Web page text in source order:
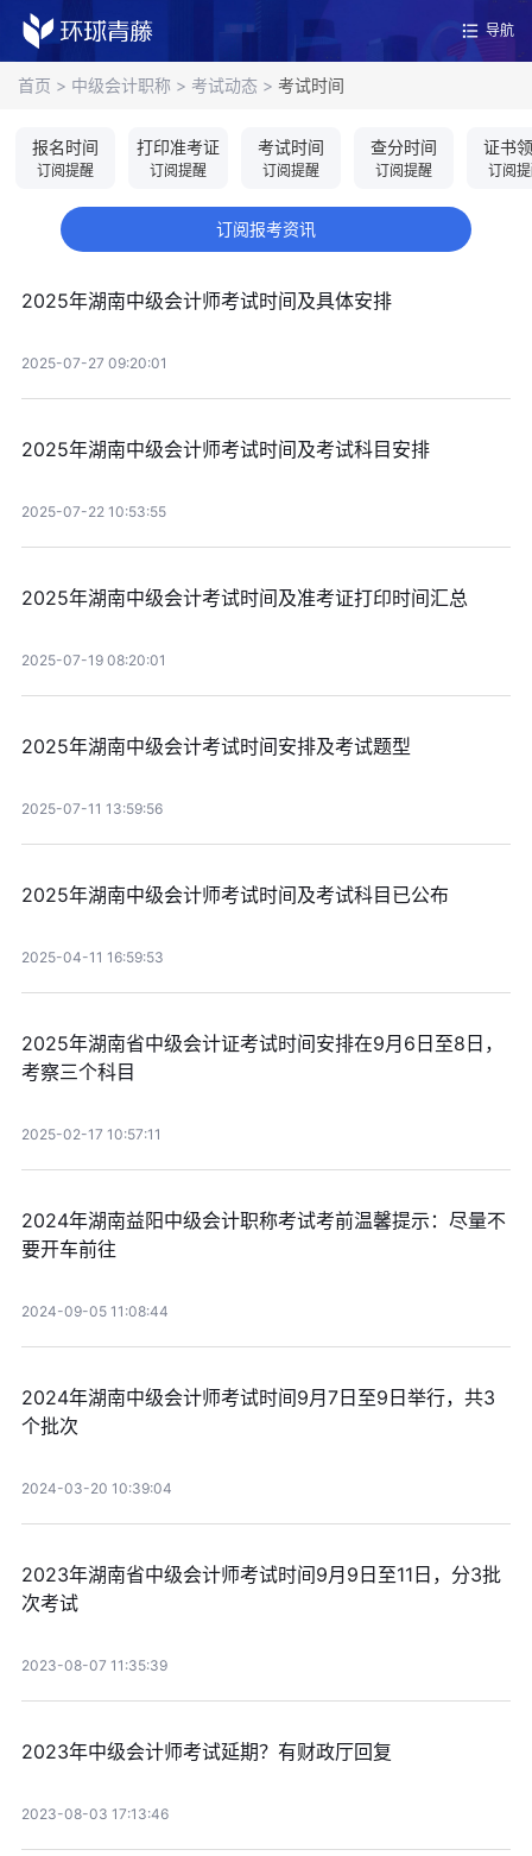
导航
首页 > 中级会计职称 > 考试动态 > 考试时间
报名时间
订阅提醒
打印准考证
订阅提醒
考试时间
订阅提醒
查分时间
订阅提醒
证书
订阅
订阅报考资讯
2025年湖南中级会计师考试时间及具体安排
2025-07-27 09:20:01
2025年湖南中级会计师考试时间及考试科目安排
2025-07-22 10:53:55
2025年湖南中级会计考试时间及准考证打印时间汇总
2025-07-19 08:20:01
2025年湖南中级会计考试时间安排及考试题型
2025-07-11 13:59:56
2025年湖南中级会计师考试时间及考试科目已公布
2025-04-11 16:59:53
2025年湖南省中级会计证考试时间安排在9月6日至8日，
考察三个科目
2025-02-17 10:57:11
2024年湖南益阳中级会计职称考试考前温馨提示：尽量不
要开车前往
2024-09-05 11:08:44
2024年湖南中级会计师考试时间9月7日至9日举行，共3
个批次
2024-03-20 10:39:04
2023年湖南省中级会计师考试时间9月9日至11日，分3批
次考试
2023-08-07 11:35:39
2023年中级会计师考试延期？有财政厅回复
2023-08-03 17:13:46